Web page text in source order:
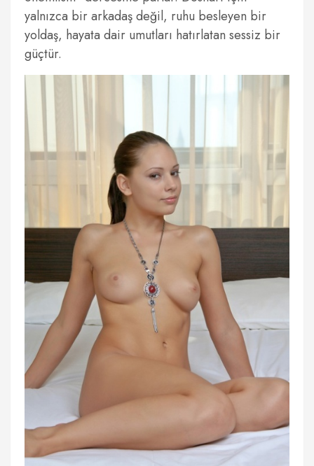
yalnızca bir arkadaş değil, ruhu besleyen bir
yoldaş, hayata dair umutları hatırlatan sessiz bir
güçtür.